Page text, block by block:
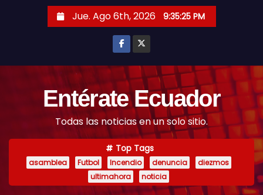
Jue. Ago 6th, 2026 9:35:26 PM
Entérate Ecuador
Todas las noticias en un solo sitio.
Top Tags
asamblea Futbol Incendio denuncia
diezmos
ultimahora
noticia